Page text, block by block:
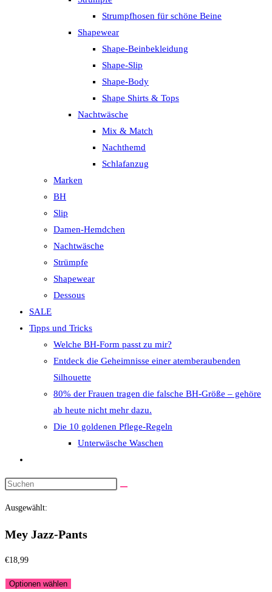
Strumpfhosen für schöne Beine
Shapewear
Shape-Beinbekleidung
Shape-Slip
Shape-Body
Shape Shirts & Tops
Nachtwäsche
Mix & Match
Nachthemd
Schlafanzug
Marken
BH
Slip
Damen-Hemdchen
Nachtwäsche
Strümpfe
Shapewear
Dessous
SALE
Tipps und Tricks
Welche BH-Form passt zu mir?
Entdeck die Geheimnisse einer atemberaubenden
Silhouette
80% der Frauen tragen die falsche BH-Größe – gehöre
ab heute nicht mehr dazu.
Die 10 goldenen Pflege-Regeln
Unterwäsche Waschen
umschalten
Diese
durchsuchen
Ausgewählt:
Mey Jazz-Pants
€18,99
Optionen wählen